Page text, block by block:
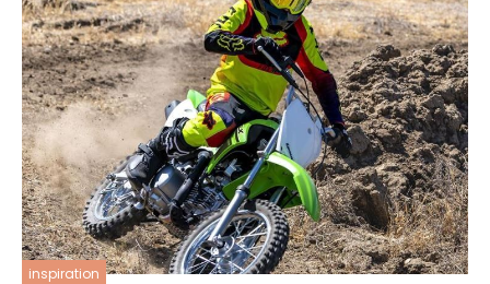
inspiration